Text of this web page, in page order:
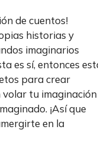
de cuentos!
historias y
imaginarios
es sí, entonces
para crear
tu
¡Así que
en la